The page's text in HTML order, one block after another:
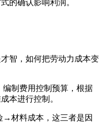
的确认影响利润。
智，如何把劳动力成本变
编制费用控制预算，根据
本进行控制。
材料成本，这三者是因